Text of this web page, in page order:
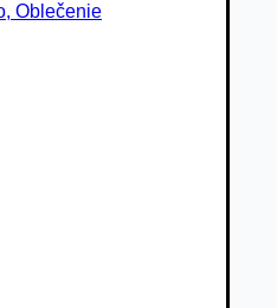
Oblečenie